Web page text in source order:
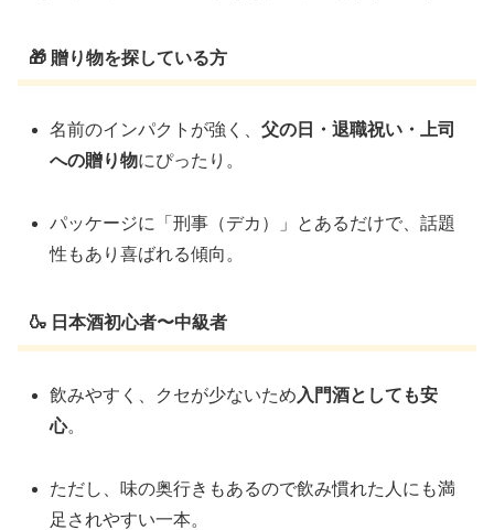
🎁 贈り物を探している方
名前のインパクトが強く、父の日・退職祝い・上司
への贈り物にぴったり。
パッケージに「刑事（デカ）」とあるだけで、話題
性もあり喜ばれる傾向。
🍶 日本酒初心者〜中級者
飲みやすく、クセが少ないため 入門酒としても安
心。
ただし、味の奥行きもあるので飲み慣れた人にも満
足されやすい一本。